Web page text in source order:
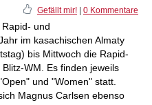
Gefällt mir! 0 Kommentare
und
im kasachischen Almaty
bis Mittwoch die Rapid-
WM. Es finden jeweils
und "Women" statt.
Magnus Carlsen ebenso